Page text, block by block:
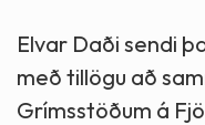
Elvar Daði sendi
með tillögu að
Grímsstöðum á